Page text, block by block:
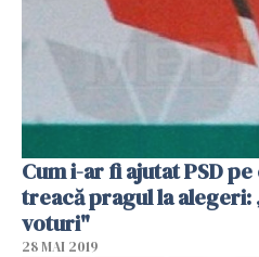
Cum i-ar fi ajutat PSD pe
treacă pragul la alegeri:
voturi"
28 MAI 2019